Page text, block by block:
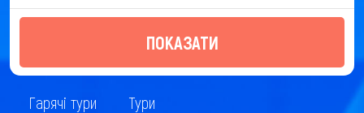
ПОКАЗАТИ
Гарячі тури Тури